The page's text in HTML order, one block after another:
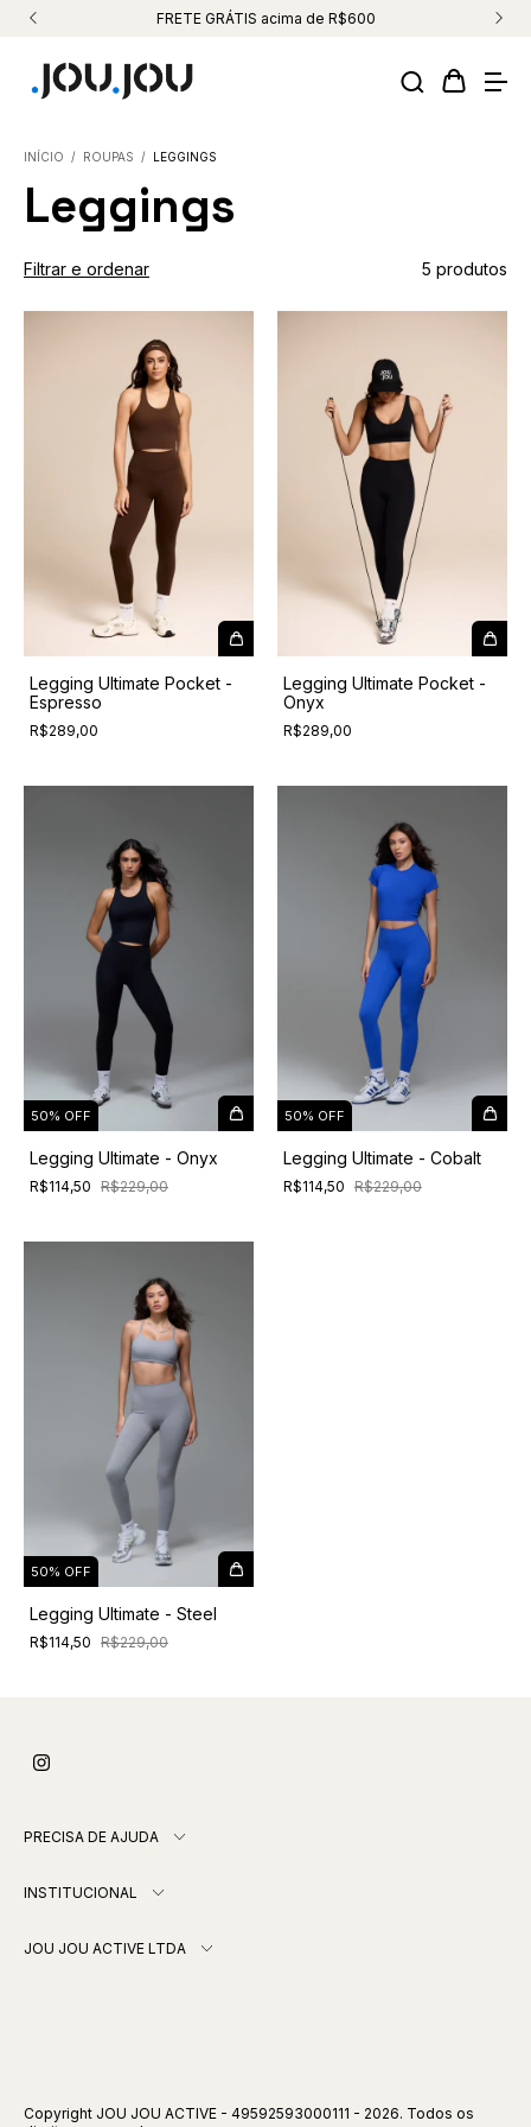
FRETE GRÁTIS acima de R$600
INÍCIO / ROUPAS / LEGGINGS
Leggings
Filtrar e ordenar 5 produtos
Legging Ultimate Pocket -
Espresso
R$289,00
Legging Ultimate Pocket -
Onyx
R$289,00
50% OFF
Legging Ultimate - Onyx
R$114,50 R$229,00
50% OFF
Legging Ultimate - Cobalt
R$114,50 R$229,00
50% OFF
Legging Ultimate - Steel
R$114,50 R$229,00
PRECISA DE AJUDA
INSTITUCIONAL
JOU JOU ACTIVE LTDA
Copyright JOU JOU ACTIVE - 49592593000111 - 2026. Todos os